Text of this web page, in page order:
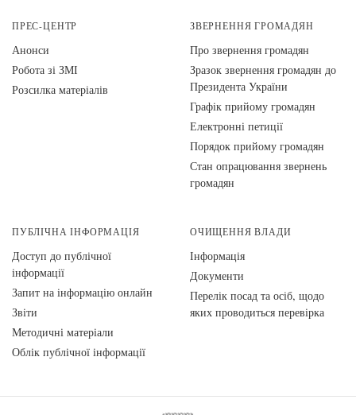
ПРЕС-ЦЕНТР
Анонси
Робота зі ЗМІ
Розсилка матеріалів
ЗВЕРНЕННЯ ГРОМАДЯН
Про звернення громадян
Зразок звернення громадян до
Президента України
Графік прийому громадян
Електронні петиції
Порядок прийому громадян
Стан опрацювання звернень
громадян
ПУБЛІЧНА ІНФОРМАЦІЯ
Доступ до публічної
інформації
Запит на інформацію онлайн
Звіти
Методичні матеріали
Облік публічної інформації
ОЧИЩЕННЯ ВЛАДИ
Інформація
Документи
Перелік посад та осіб, щодо
яких проводиться перевірка